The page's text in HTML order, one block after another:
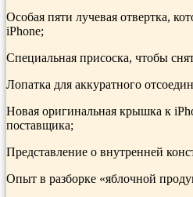
Особая пяти лучевая отвертка,
iPhone;
Специальная присоска, чтобы
Лопатка для аккуратного
Новая оригинальная крышка к
поставщика;
Представление о внутренней
Опыт в разборке «яблочной